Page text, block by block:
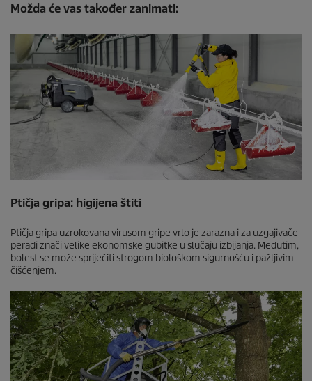
Možda će vas također zanimati:
Ptičja gripa: higijena štiti
Ptičja gripa uzrokovana virusom gripe vrlo je zarazna i za uzgajivače
peradi znači velike ekonomske gubitke u slučaju izbijanja. Međutim,
bolest se može spriječiti strogom biološkom sigurnošću i pažljivim
čišćenjem.